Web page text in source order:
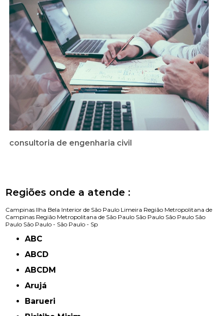
consultoria de engenharia civil
Regiões onde a atende :
Campinas Ilha Bela Interior de São Paulo Limeira Região Metropolitana de
Campinas Região Metropolitana de São Paulo São Paulo São Paulo São
Paulo São Paulo - São Paulo - Sp
ABC
ABCD
ABCDM
Arujá
Barueri